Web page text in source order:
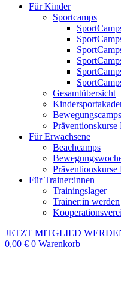
Für Kinder
Sportcamps
Gesamtübersicht
Bewegungscamps
Präventionskurse
Für Erwachsene
Beachcamps
Präventionskurse
Für Trainer:innen
Trainingslager
Trainer:in werden
JETZT MITGLIED
0,00 € 0 Warenkorb